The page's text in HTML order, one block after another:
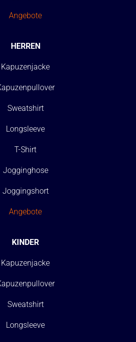
Angebote
HERREN
Kapuzenjacke
Sweatshirt
Longsleeve
T-Shirt
Jogginghose
Joggingshort
Angebote
KINDER
Kapuzenjacke
Sweatshirt
Longsleeve